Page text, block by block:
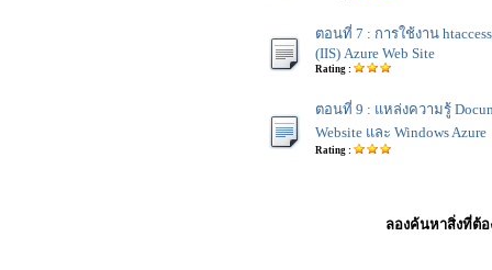
ตอนที่ 7 : การใช้งาน
(IIS) Azure Web Site
Rating :
ตอนที่ 9 : แหล่งความรู้
Website และ Windows Azure
Rating :
ลองค้นหาสิ่งที่ต้อ